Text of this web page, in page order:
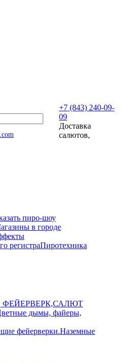
+7 (843) 240-09-
09
Доставка
салютов,
пиро-шоу
в городе
Пиротехника
ФЕЙЕРВЕРК,САЛЮТ
дымы, файеры,
фейерверки.Наземные